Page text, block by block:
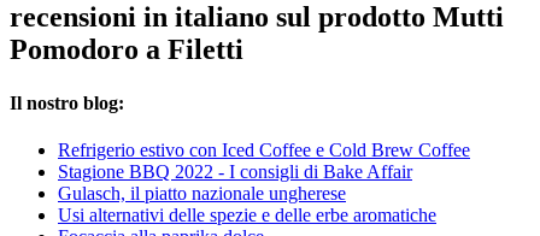
recensioni in italiano sul prodotto Mutti
Pomodoro a Filetti
Il nostro blog:
Refrigerio estivo con Iced Coffee e Cold Brew Coffee
Stagione BBQ 2022 - I consigli di Bake Affair
Gulasch, il piatto nazionale ungherese
Usi alternativi delle spezie e delle erbe aromatiche